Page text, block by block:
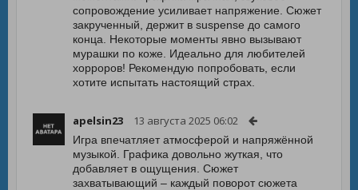
сопровождение усиливает напряжение. Сюжет
закрученный, держит в suspense до самого
конца. Некоторые моменты явно вызывают
мурашки по коже. Идеально для любителей
хорроров! Рекомендую попробовать, если
хотите испытать настоящий страх.
apelsin23 13 августа 2025 06:02
Игра впечатляет атмосферой и напряжённой
музыкой. Графика довольно жуткая, что
добавляет в ощущения. Сюжет
захватывающий – каждый поворот сюжета